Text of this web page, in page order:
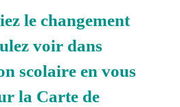
le changement
voir dans
scolaire en vous
la Carte de